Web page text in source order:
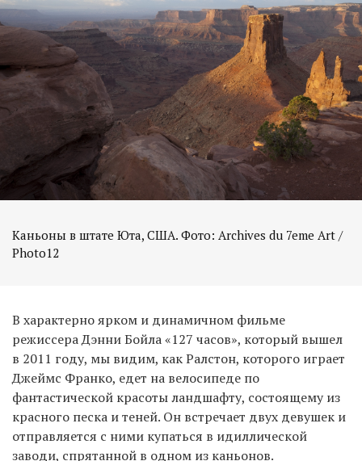
Каньоны в штате Юта, США. Фото: Archives du 7eme Art /
Photo12
В характерно ярком и динамичном фильме
режиссера Дэнни Бойла «127 часов», который вышел
в 2011 году, мы видим, как Ралстон, которого играет
Джеймс Франко, едет на велосипеде по
фантастической красоты ландшафту, состоящему из
красного песка и теней. Он встречает двух девушек и
отправляется с ними купаться в идиллической
заводи, спрятанной в одном из каньонов.